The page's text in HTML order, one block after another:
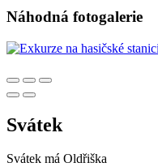
Náhodná fotogalerie
Svátek
Svátek má Oldřiška